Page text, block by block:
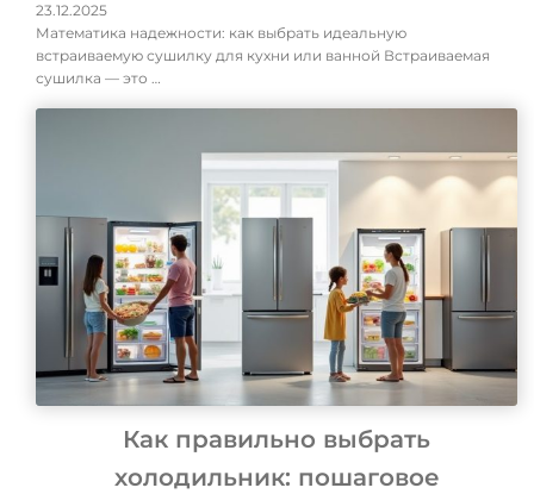
23.12.2025
Математика надежности: как выбрать идеальную
встраиваемую сушилку для кухни или ванной Встраиваемая
сушилка — это …
Как правильно выбрать
холодильник: пошаговое